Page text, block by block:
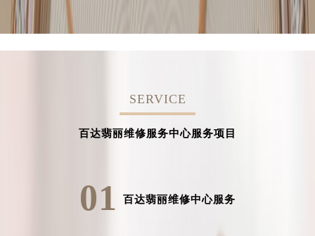
SERVICE
百达翡丽维修服务中心服务项目
01 百达翡丽维修中心服务